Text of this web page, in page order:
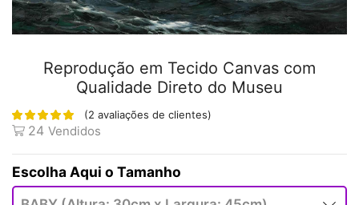
Reprodução em Tecido Canvas com
Qualidade Direto do Museu
(2 avaliações de clientes)
24 Vendidos
Tamanho